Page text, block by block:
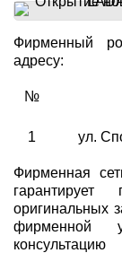
Фирменный
адресу:
№
1 ул.
Фирменная
гарантирует
оригинальных
фирменной